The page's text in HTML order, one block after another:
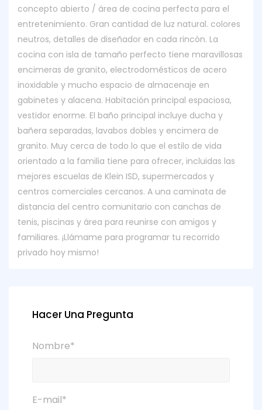
concepto abierto / área de cocina perfecta para el
entretenimiento. Gran cantidad de luz natural. colores
neutros, detalles de diseñador en cada rincón. La
cocina con isla de tamaño perfecto tiene maravillosas
encimeras de granito, electrodomésticos de acero
inoxidable y mucho espacio de almacenaje en
gabinetes y alacena. Habitación principal espaciosa,
vestidor enorme. El baño principal incluye ducha y
bañera separadas, lavabos dobles y encimera de
granito. Muy cerca de todo lo que el estilo de vida
orientado a la familia tiene para ofrecer, incluidas las
mejores escuelas de Klein ISD, supermercados y
centros comerciales cercanos. A una caminata de
distancia del centro comunitario con canchas de
tenis, piscinas y área para reunirse con amigos y
familiares. ¡Llámame para programar tu recorrido
privado hoy mismo!
Hacer Una Pregunta
Nombre*
E-mail*